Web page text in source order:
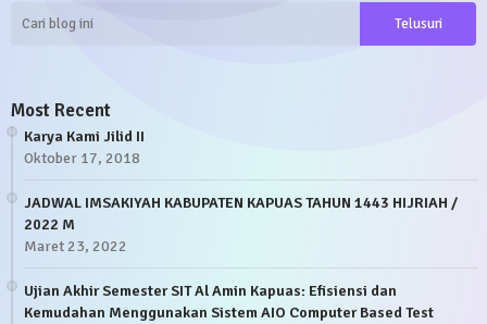
Most Recent
Karya Kami Jilid II
Oktober 17, 2018
JADWAL IMSAKIYAH KABUPATEN KAPUAS TAHUN 1443 HIJRIAH /
2022 M
Maret 23, 2022
Ujian Akhir Semester SIT Al Amin Kapuas: Efisiensi dan
Kemudahan Menggunakan Sistem AIO Computer Based Test